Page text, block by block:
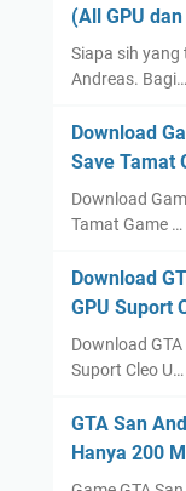
(All GPU
Siapa sih yang
Andreas. Bagi…
Download
Save Tamat
Download
Tamat Game …
Download
GPU Suport
Download
Suport Cleo U…
GTA San
Hanya 200